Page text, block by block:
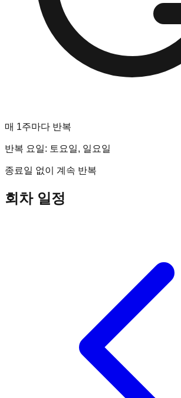
매 1주마다 반복
반복 요일: 토요일, 일요일
종료일 없이 계속 반복
회차 일정